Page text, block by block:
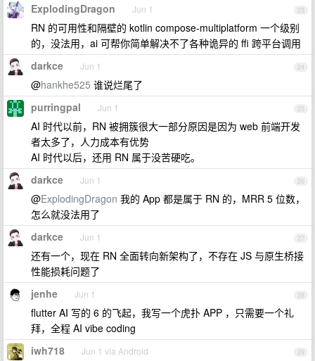
23
ExplodingDragon Jun 1
RN 的可用性和隔壁的 kotlin compose-multiplatform 一个级别
的，没法用，ai 可帮你简单解决不了各种诡异的 ffi 跨平台调用
24
darkce Jun 1
@hankhe525 谁说烂尾了
25
purringpal Jun 1
AI 时代以前，RN 被拥簇很大一部分原因是因为 web 前端开发
者太多了，人力成本有优势
AI 时代以后，还用 RN 属于没苦硬吃。
26
darkce Jun 1
@ExplodingDragon 我的 App 都是属于 RN 的，MRR 5 位数，
怎么就没法用了
27
darkce Jun 1
还有一个，现在 RN 全面转向新架构了，不存在 JS 与原生桥接
性能损耗问题了
28
jenhe Jun 1
flutter AI 写的 6 的飞起，我写一个虎扑 APP ，只需要一个礼
拜，全程 AI vibe coding
29
iwh718 Jun 1 via Android